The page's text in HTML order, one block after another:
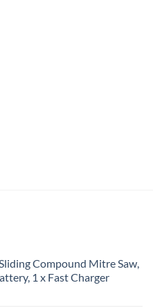
Compound Mitre Saw,
1 x Fast Charger